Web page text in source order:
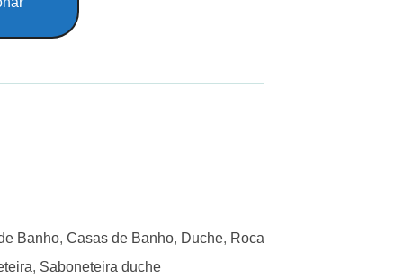
Banho, Casas de Banho, Duche, Roca
, Saboneteira duche